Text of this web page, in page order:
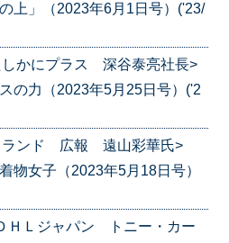
上」（2023年6月1日号）('23/
しかにプラス 深谷泰亮社長>
の力（2023年5月25日号）('2
ランド 広報 遠山彩華氏>
物女子（2023年5月18日号）
ＨＬジャパン トニー・カー